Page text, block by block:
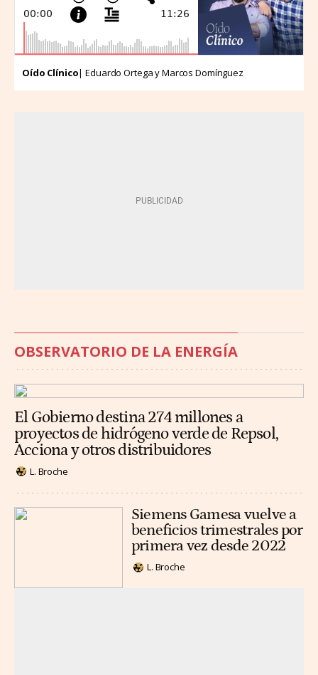
Oído Clínico| Eduardo Ortega y Marcos Domínguez
OBSERVATORIO DE LA ENERGÍA
El Gobierno destina 274 millones a
proyectos de hidrógeno verde de Repsol,
Acciona y otros distribuidores
L. Broche
Siemens Gamesa vuelve a
beneficios trimestrales por
primera vez desde 2022
L. Broche